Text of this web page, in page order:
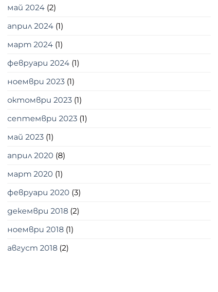
май 2024 (2)
април 2024 (1)
март 2024 (1)
февруари 2024 (1)
ноември 2023 (1)
октомври 2023 (1)
септември 2023 (1)
май 2023 (1)
април 2020 (8)
март 2020 (1)
февруари 2020 (3)
декември 2018 (2)
ноември 2018 (1)
август 2018 (2)